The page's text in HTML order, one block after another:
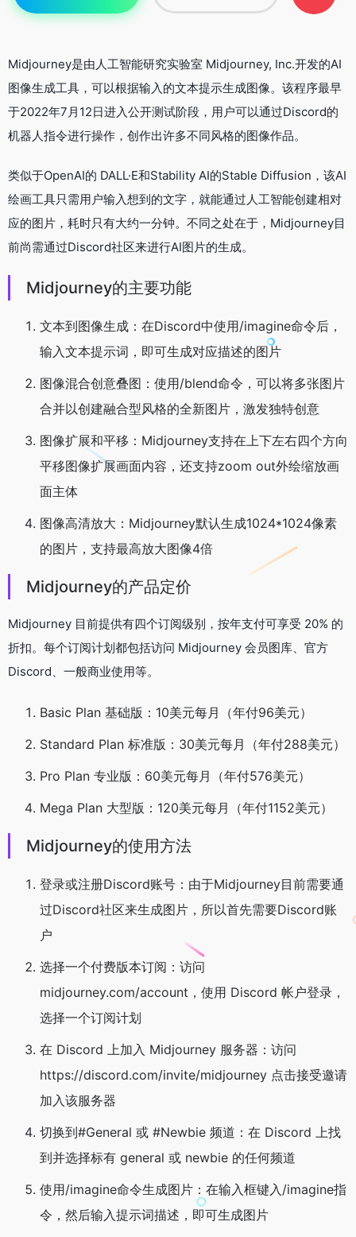
Midjourney是由人工智能研究实验室 Midjourney, Inc.开发的AI
图像生成工具，可以根据输入的文本提示生成图像。该程序最早
于2022年7月12日进入公开测试阶段，用户可以通过Discord的
机器人指令进行操作，创作出许多不同风格的图像作品。
类似于OpenAI的 DALL·E和Stability AI的Stable Diffusion，该AI
绘画工具只需用户输入想到的文字，就能通过人工智能创建相对
应的图片，耗时只有大约一分钟。不同之处在于，Midjourney目
前尚需通过Discord社区来进行AI图片的生成。
Midjourney的主要功能
文本到图像生成：在Discord中使用/imagine命令后，
输入文本提示词，即可生成对应描述的图片
图像混合创意叠图：使用/blend命令，可以将多张图片
合并以创建融合型风格的全新图片，激发独特创意
图像扩展和平移：Midjourney支持在上下左右四个方向
平移图像扩展画面内容，还支持zoom out外绘缩放画
面主体
图像高清放大：Midjourney默认生成1024*1024像素
的图片，支持最高放大图像4倍
Midjourney的产品定价
Midjourney 目前提供有四个订阅级别，按年支付可享受 20% 的
折扣。每个订阅计划都包括访问 Midjourney 会员图库、官方
Discord、一般商业使用等。
Basic Plan 基础版：10美元每月（年付96美元）
Standard Plan 标准版：30美元每月（年付288美元）
Pro Plan 专业版：60美元每月（年付576美元）
Mega Plan 大型版：120美元每月（年付1152美元）
Midjourney的使用方法
登录或注册Discord账号：由于Midjourney目前需要通
过Discord社区来生成图片，所以首先需要Discord账
户
选择一个付费版本订阅：访问
midjourney.com/account，使用 Discord 帐户登录，
选择一个订阅计划
在 Discord 上加入 Midjourney 服务器：访问
https://discord.com/invite/midjourney 点击接受邀请
加入该服务器
切换到#General 或 #Newbie 频道：在 Discord 上找
到并选择标有 general 或 newbie 的任何频道
使用/imagine命令生成图片：在输入框键入/imagine指
令，然后输入提示词描述，即可生成图片